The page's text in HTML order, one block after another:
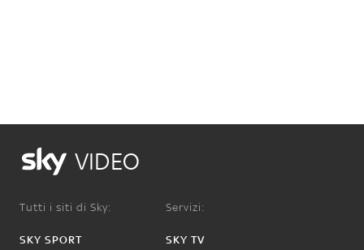
VIDEO
Tutti i siti di Sky:
SKY SPORT
Servizi:
SKY TV